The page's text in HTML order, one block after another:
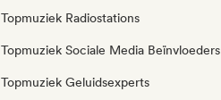
Topmuziek Radiostations
Topmuziek Sociale Media Beïnvloeders
Topmuziek Geluidsexperts